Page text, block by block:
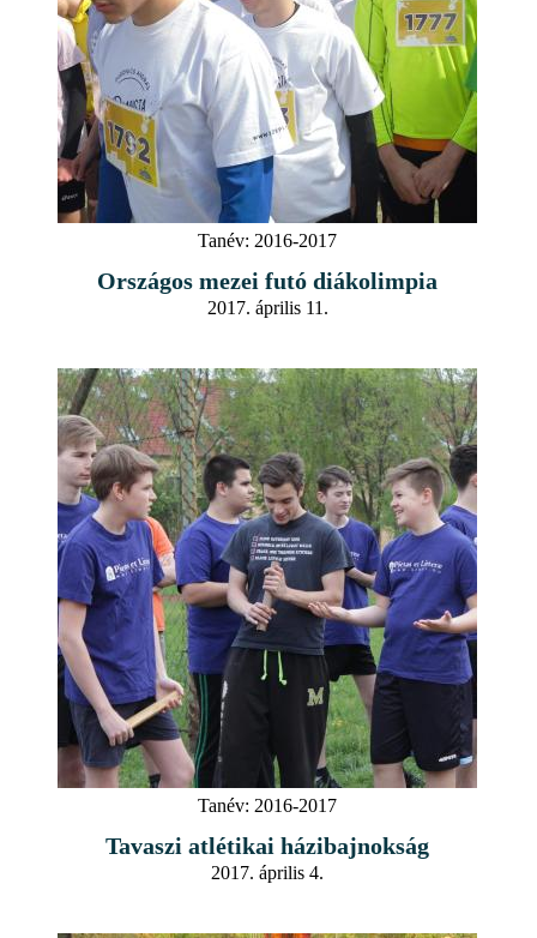
Tanév: 2016-2017
Országos mezei futó diákolimpia
2017. április 11.
Tanév: 2016-2017
Tavaszi atlétikai házibajnokság
2017. április 4.